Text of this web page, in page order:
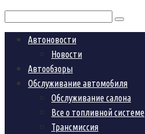
Поиск:
Автоновости
Новости
Автообзоры
Обслуживание автомобиля
Обслуживание салона
Все о топливной системе
Трансмиссия